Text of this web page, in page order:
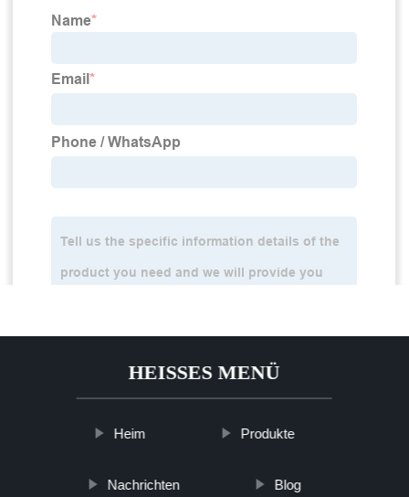
HEISSES MENÜ
Heim Produkte
Nachrichten Blog